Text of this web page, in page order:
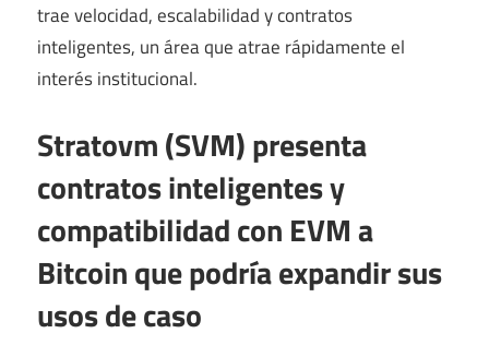
trae velocidad, escalabilidad y contratos
inteligentes, un área que atrae rápidamente el
interés institucional.
Stratovm (SVM) presenta
contratos inteligentes y
compatibilidad con EVM a
Bitcoin que podría expandir sus
usos de caso